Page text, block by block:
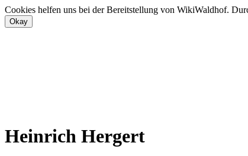
Cookies helfen uns bei der Bereitstellung von WikiWaldhof.
Heinrich Hergert